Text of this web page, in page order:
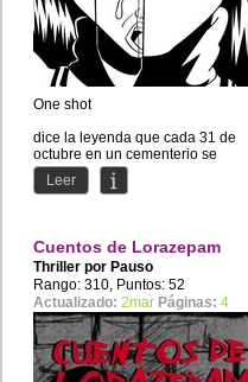
One shot
dice la leyenda que cada 31 de
octubre en un cementerio se
aparece la mujer sin rostro, la cual
captura mujeres...
Leer
Cuentos de Lorazepam
Thriller por Pauso
Rango: 310, Puntos: 52
Actualizado: 2mar Páginas: 4